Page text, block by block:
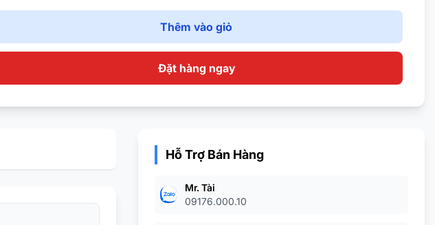
Thêm vào giỏ
Đặt hàng ngay
Hỗ Trợ Bán Hàng
Mr. Tài
09176.000.10